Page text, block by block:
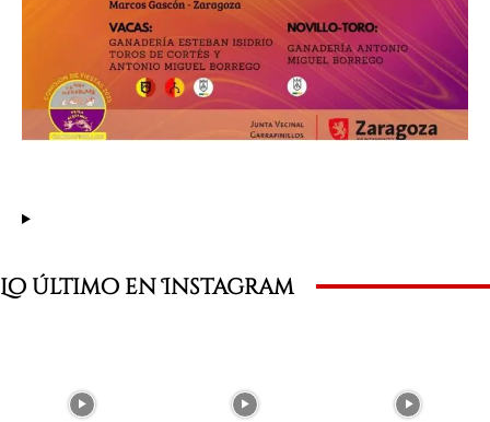
Lo último en Instagram